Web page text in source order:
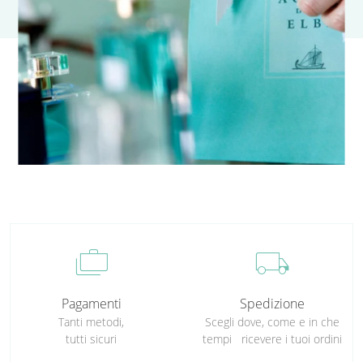
cases
Pagamenti
Tanti metodi,
tutti sicuri
local_shipping
Spedizione
Scegli dove, come e in che
tempi ricevere i tuoi ordini